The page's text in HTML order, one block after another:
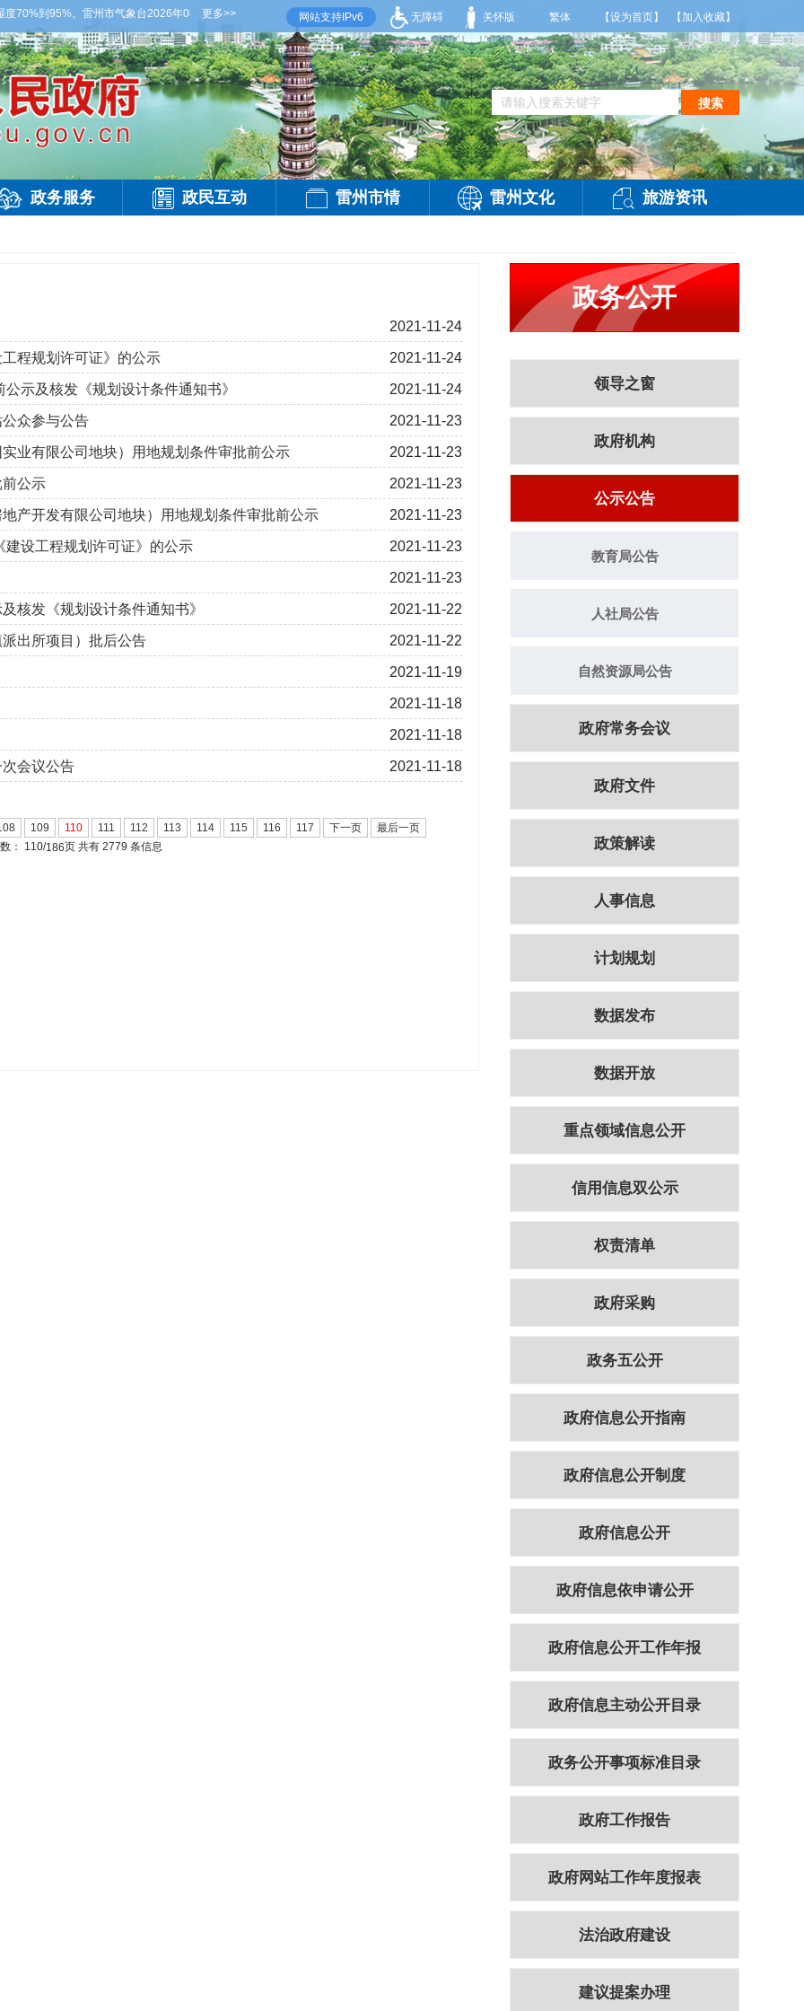
到95%。雷州市气象台2026年08月07日傍晚发布 【雷州晚间天气】今晚到明天白天，多云，局部有雷阵雨，偏西风2-3级，气温26到35度，相对湿度70%到95%
更多>> 网站支持IPv6 无障碍 关怀版 繁体 【设为首页】 【加入收藏】
搜索
政务服务 政民互动 雷州市情 雷州文化 旅游资讯
2021-11-24
2021-11-24
程规划许可证》的公示
2021-11-24
示及核发《规划设计条件通知书》
2021-11-23
众参与公告
2021-11-23
业有限公司地块）用地规划条件审批前公示
2021-11-23
公示
2021-11-23
产开发有限公司地块）用地规划条件审批前公示
2021-11-23
建设工程规划许可证》的公示
2021-11-23
2021-11-22
核发《规划设计条件通知书》
2021-11-22
出所项目）批后公告
2021-11-19
2021-11-18
2021-11-18
2021-11-18
会议公告
109 110 111 112 113 114 115 116 117 下一页
最后一页
：
110/186页 共有 2779 条信息
政务公开
领导之窗
政府机构
公示公告
教育局公告
人社局公告
自然资源局公告
政府常务会议
政府文件
政策解读
人事信息
计划规划
数据发布
数据开放
重点领域信息公开
信用信息双公示
权责清单
政府采购
政务五公开
政府信息公开指南
政府信息公开制度
政府信息公开
政府信息依申请公开
政府信息公开工作年报
政府信息主动公开目录
政务公开事项标准目录
政府工作报告
政府网站工作年度报表
法治政府建设
建议提案办理